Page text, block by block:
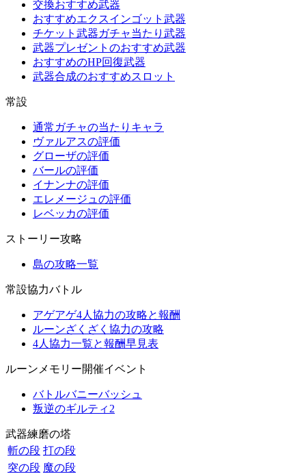
交換おすすめ武器
おすすめエクスインゴット武器
チケット武器ガチャ当たり武器
武器プレゼントのおすすめ武器
おすすめのHP回復武器
武器合成のおすすめスロット
常設
通常ガチャの当たりキャラ
ヴァルアスの評価
グローザの評価
バールの評価
イナンナの評価
エレメージュの評価
レベッカの評価
ストーリー攻略
島の攻略一覧
常設協力バトル
アゲアゲ4人協力の攻略と報酬
ルーンざくざく協力の攻略
4人協力一覧と報酬早見表
ルーンメモリー開催イベント
バトルバニーバッシュ
叛逆のギルティ2
武器練磨の塔
斬の段 打の段
突の段 魔の段